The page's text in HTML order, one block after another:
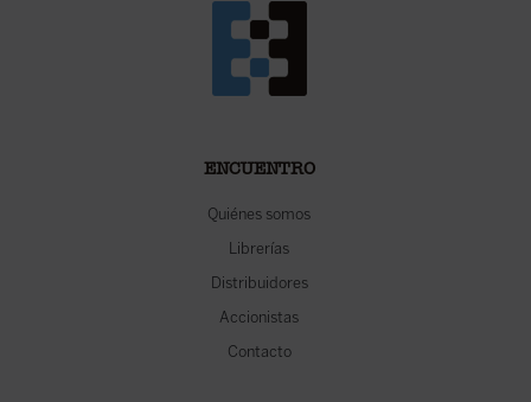
ENCUENTRO
Quiénes somos
Librerías
Distribuidores
Accionistas
Contacto